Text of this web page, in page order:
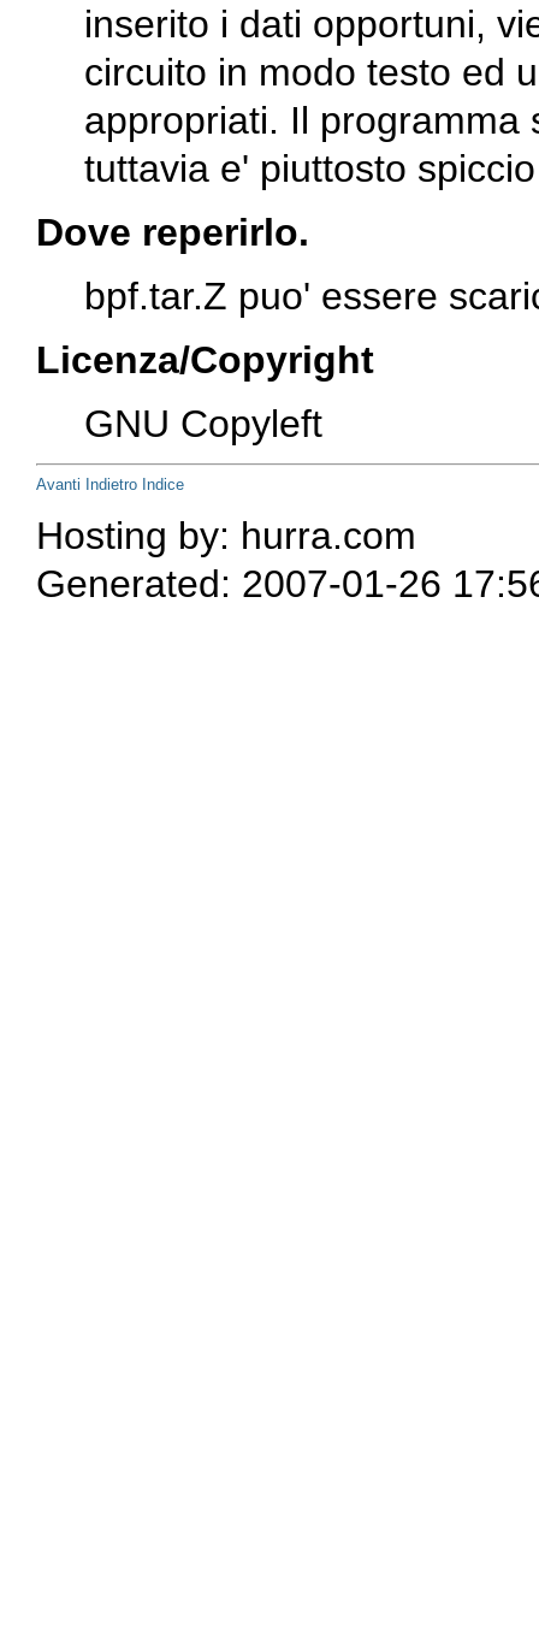
inserito i dati opportuni,
circuito in modo testo ed
appropriati. Il programma
tuttavia e' piuttosto
Dove reperirlo.
bpf.tar.Z puo' essere
Licenza/Copyright
GNU Copyleft
Avanti Indietro Indice
Hosting by: hurra.com
Generated: 2007-01-26